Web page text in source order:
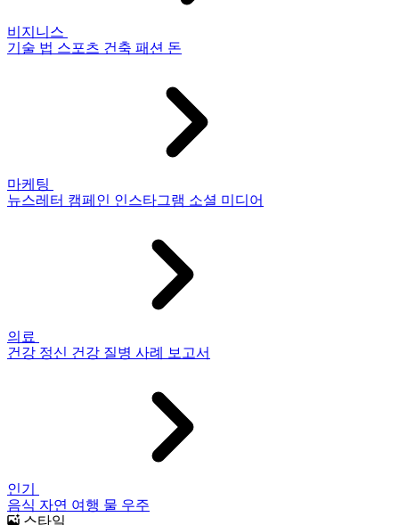
비지니스
기술 법 스포츠 건축 패션 돈
마케팅
뉴스레터 캠페인 인스타그램 소셜 미디어
의료
건강 정신 건강 질병 사례 보고서
인기
음식 자연 여행 물 우주
스타일